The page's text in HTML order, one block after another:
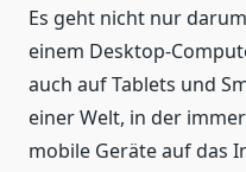
Es geht nicht nur
einem Desktop-
auch auf Tablets und
einer Welt, in der
mobile Geräte auf das